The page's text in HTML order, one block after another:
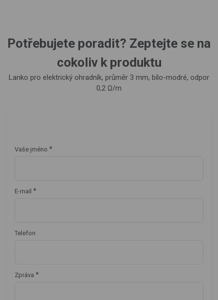
Potřebujete poradit? Zeptejte se na
cokoliv k produktu
Lanko pro elektrický ohradník, průměr 3 mm, bílo-modré, odpor
0,2 Ω/m
Vaše jméno *
E-mail *
Telefon
Zpráva *